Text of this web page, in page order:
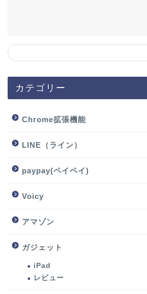
カテゴリー
Chrome拡張機能
LINE（ライン）
paypay(ペイペイ)
Voicy
アマゾン
ガジェット
iPad
レビュー